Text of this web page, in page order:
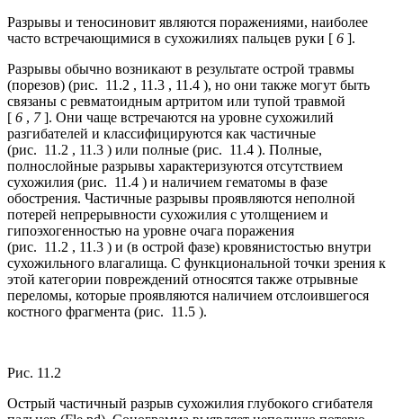
Разрывы и теносиновит являются поражениями, наиболее
часто встречающимися в сухожилиях пальцев руки [ 6 ].
Разрывы обычно возникают в результате острой травмы
(порезов) (рис. 11.2 , 11.3 , 11.4 ), но они также могут быть
связаны с ревматоидным артритом или тупой травмой
[ 6 , 7]. Они чаще встречаются на уровне сухожилий
разгибателей и классифицируются как частичные
(рис. 11.2 , 11.3 ) или полные (рис. 11.4 ). Полные,
полнослойные разрывы характеризуются отсутствием
сухожилия (рис. 11.4 ) и наличием гематомы в фазе
обострения. Частичные разрывы проявляются неполной
потерей непрерывности сухожилия с утолщением и
гипоэхогенностью на уровне очага поражения
(рис. 11.2 , 11.3 ) и (в острой фазе) кровянистостью внутри
сухожильного влагалища. С функциональной точки зрения к
этой категории повреждений относятся также отрывные
переломы, которые проявляются наличием отслоившегося
костного фрагмента (рис. 11.5 ).
Рис. 11.2
Острый частичный разрыв сухожилия глубокого сгибателя